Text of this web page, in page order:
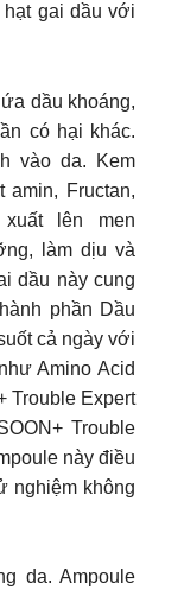
hạt gai dầu với
dầu khoáng,
có hại khác.
vào da. Kem
Fructan,
xuất lên men
làm dịu và
dầu này cung
phần Dầu
cả ngày với
Amino Acid
Trouble Expert
Trouble
này điều
nghiệm không
da. Ampoule